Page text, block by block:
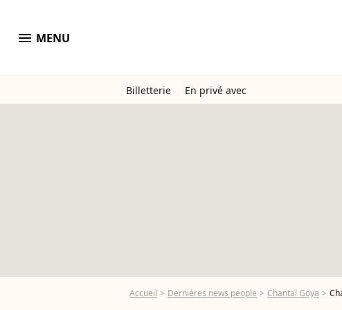
menu MENU
Billetterie En privé avec
Accueil Dernières news people Chantal Goya